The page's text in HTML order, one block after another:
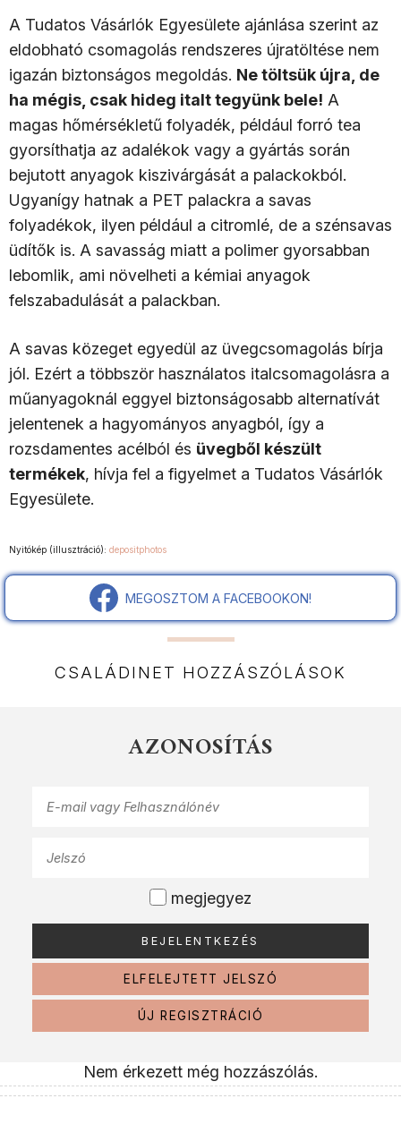
A Tudatos Vásárlók Egyesülete ajánlása szerint az
eldobható csomagolás rendszeres újratöltése nem
igazán biztonságos megoldás. Ne töltsük újra, de
ha mégis, csak hideg italt tegyünk bele! A
magas hőmérsékletű folyadék, például forró tea
gyorsíthatja az adalékok vagy a gyártás során
bejutott anyagok kiszivárgását a palackokból.
Ugyanígy hatnak a PET palackra a savas
folyadékok, ilyen például a citromlé, de a szénsavas
üdítők is. A savasság miatt a polimer gyorsabban
lebomlik, ami növelheti a kémiai anyagok
felszabadulását a palackban.
A savas közeget egyedül az üvegcsomagolás bírja
jól. Ezért a többször használatos italcsomagolásra a
műanyagoknál eggyel biztonságosabb alternatívát
jelentenek a hagyományos anyagból, így a
rozsdamentes acélból és üvegből készült
termékek, hívja fel a figyelmet a Tudatos Vásárlók
Egyesülete.
Nyitókép (illusztráció): depositphotos
MEGOSZTOM A FACEBOOKON!
CSALÁDINET HOZZÁSZÓLÁSOK
AZONOSÍTÁS
megjegyez
ELFELEJTETT JELSZÓ
ÚJ REGISZTRÁCIÓ
Nem érkezett még hozzászólás.